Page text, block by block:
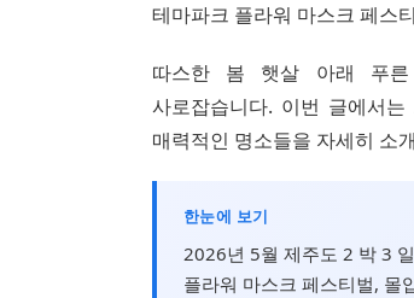
테마파크 플라워 마스크 페스
따스한 봄 햇살 아래 푸른
사로잡습니다. 이번 글에서
매력적인 명소들을 자세히 소
한눈에 보기
2026년 5월 제주도 2 박 3
플라워 마스크 페스티벌, 몰